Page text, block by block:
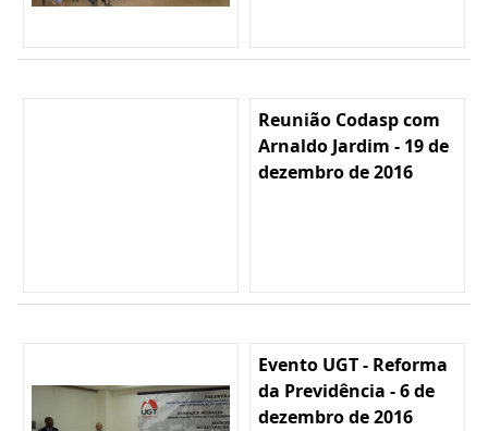
Reunião Codasp com
Arnaldo Jardim - 19 de
dezembro de 2016
Evento UGT - Reforma
da Previdência - 6 de
dezembro de 2016